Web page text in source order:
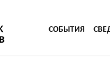
СОБЫТИЯ